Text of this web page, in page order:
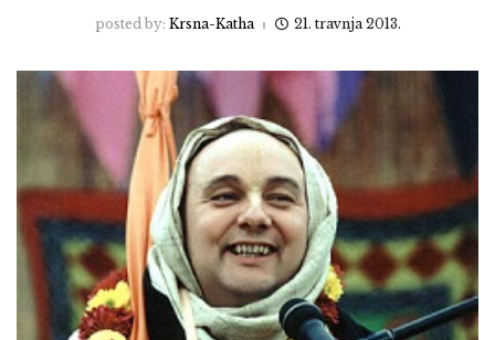
posted by: Krsna-Katha 21. travnja 2013.